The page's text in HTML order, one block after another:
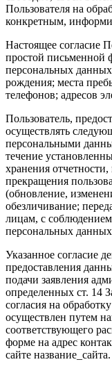
Пользователя на
конкретным,
Настоящее согласие
простой письменной
персональных
рождения; места
телефонов; адресов
Пользователь,
осуществлять
персональными
течение
хранения
прекращения
(обновление,
обезличивание;
лицам, с
персональных
Указанное согласие
предоставления
подачи заявления
определенных ст. 14
согласия на
осуществлен путем
соответствующего
форме на адрес
сайте название_сайта.